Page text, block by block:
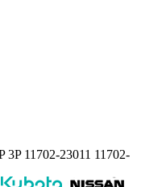
11702-23011 11702-